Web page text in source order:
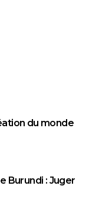
du monde
Burundi : Juger